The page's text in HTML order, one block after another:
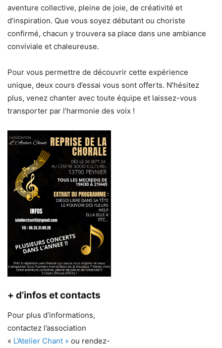
aventure collective, pleine de joie, de créativité et
d’inspiration. Que vous soyez débutant ou choriste
confirmé, chacun y trouvera sa place dans une ambiance
conviviale et chaleureuse.
Pour vous permettre de découvrir cette expérience
unique, deux cours d’essai vous sont offerts. N’hésitez
plus, venez chanter avec toute équipe et laissez-vous
transporter par l’harmonie des voix !
+ d’infos et contacts
Pour plus d’informations,
contactez l’association
« L’Atelier Chant » ou rendez-